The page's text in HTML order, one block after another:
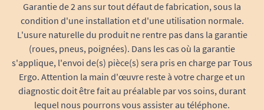
hygiéniqueassure un nettoyage facile et rapide,
limitant la propagation des microbes.
Réglage électrique intuitif et module de
commande à portée
Le réglage en hauteur se fait via un module de
commande très accessible, situé sur le rebord de
Garantie de 2 ans sur tout défaut de fabrication, sous la
condition d'une installation et d'une utilisation normale.
L'usure naturelle du produit ne rentre pas dans la garantie
(roues, pneus, poignées). Dans les cas où la garantie
s'applique, l'envoi de(s) pièce(s) sera pris en charge par Tous
Ergo. Attention la main d'œuvre reste à votre charge et un
diagnostic doit être fait au préalable par vos soins, durant
lequel nous pourrons vous assister au téléphone.